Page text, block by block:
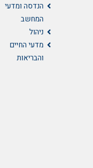
הנדסה ומדעי
המחשב
ניהול
מדעי החיים
והבריאות